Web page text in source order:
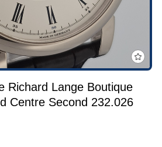
Richard Lange Boutique
Centre Second 232.026